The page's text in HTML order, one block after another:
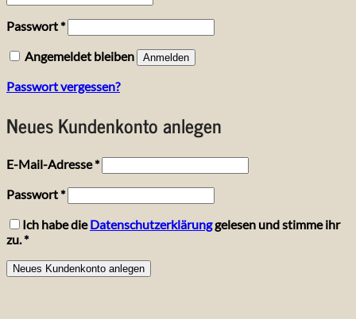
Passwort*Erforderlich
Angemeldet bleiben Anmelden
Passwort vergessen?
Neues Kundenkonto anlegen
E-Mail-Adresse*Erforderlich
Passwort*Erforderlich
Ich habe dieDatenschutzerklärunggelesen und stimme ihr
zu.*
Neues Kundenkonto anlegen